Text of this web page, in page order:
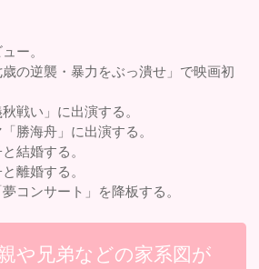
ー。
歳の逆襲・暴力をぶっ潰せ」で映画初
戦い」に出演する。
勝海舟」に出演する。
結婚する。
離婚する。
夢コンサート」を降板する。
や兄弟などの家系図が